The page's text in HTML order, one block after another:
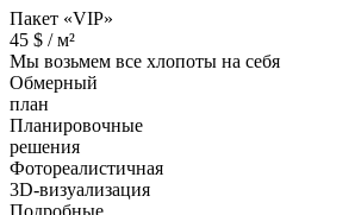
Пакет «VIP»
45 $ /м²
Мы возьмем все хлопоты на себя
Обмерный
план
Планировочные
решения
Фотореалистичная
3D-визуализация